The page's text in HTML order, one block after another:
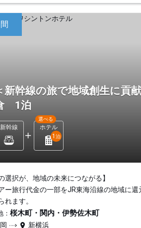
新幹線の旅で地域創生に貢
1泊
新幹線 ホテル
選べる
1 泊
選択が、地域の未来につながる】
ー旅行代金の一部をJR東海沿線の地域に
れます。
： 桜木町・関内・伊勢佐木町
新横浜